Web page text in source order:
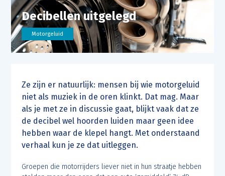
Decibellen uitgelegd
Motorgeluid
Ze zijn er natuurlijk: mensen bij wie motorgeluid
niet als muziek in de oren klinkt. Dat mag. Maar
als je met ze in discussie gaat, blijkt vaak dat ze
de decibel wel hoorden luiden maar geen idee
hebben waar de klepel hangt. Met onderstaand
verhaal kun je ze dat uitleggen.
Groepen die motorrijders liever niet in hun straatje hebben